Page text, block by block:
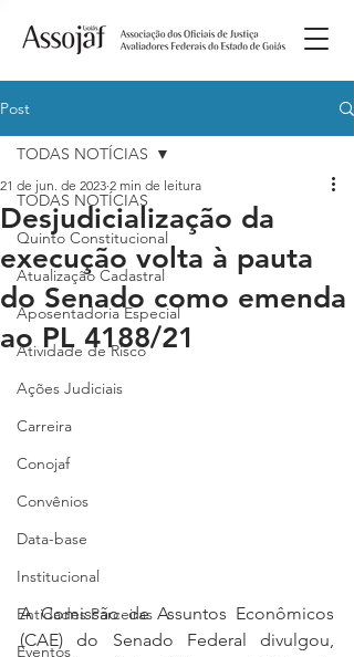
Post
TODAS NOTÍCIAS
Quinto Constitucional
Atualização Cadastral
Aposentadoria Especial
Atividade de Risco
Ações Judiciais
Carreira
Conojaf
Convênios
Data-base
Institucional
Entidades Parceiras
Eventos
TODAS NOTÍCIAS
Desjudicialização da
execução volta à pauta
do Senado como emenda
ao PL 4188/21
21 de jun. de 2023 2 min de leitura
A Comissão de Assuntos Econômicos
(CAE) do Senado Federal divulgou,